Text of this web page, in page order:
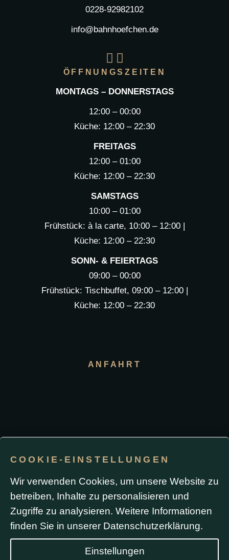
0228-92982102
info@bahnhoefchen.de
ÖFFNUNGSZEITEN
MONTAGS – DONNERSTAGS
12:00 – 00:00
Küche: 12:00 – 22:30
FREITAGS
12:00 – 01:00
Küche: 12:00 – 22:30
SAMSTAGS
10:00 – 01:00
Frühstück: à la carte, 10:00 – 12:00 |
Küche: 12:00 – 22:30
SONN- & FEIERTAGS
09:00 – 00:00
Frühstück: Tischbuffet, 09:00 – 12:00 |
Küche: 12:00 – 22:30
ANFAHRT
Impressum / Datenschutz
Durch die Nutzung dieser Website oder das Absenden
eines Formulars stimmen Sie der Verwendung von
Cookies sowie Analyse- und Werbe-Tracking
(einschließlich Google Ads) zu. Formulardaten werden
ausschließlich zur Bearbeitung Ihrer Anfrage
verwendet und nicht ohne Ihre Zustimmung
COOKIE-EINSTELLUNGEN
Wir verwenden Cookies, um unsere Website zu
betreiben, Inhalte zu personalisieren und
Zugriffe zu analysieren. Weitere Informationen
finden Sie in unserer Datenschutzerklärung.
Einstellungen